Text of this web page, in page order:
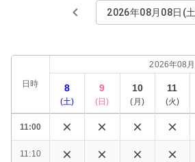
2026年08月08日(
日時
2026年08月
8
(土)
9
(日)
10
( 月 )
11
(火)
11:00
11:10